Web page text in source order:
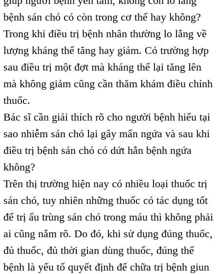
bệnh sán chó có còn trong cơ thể hay không?
Trong khi điều trị bệnh nhân thường lo lắng về
lượng kháng thể tăng hay giảm. Có trường hợp
sau điều trị một đợt mà kháng thể lại tăng lên
mà không giảm cũng cần thăm khám điều chỉnh
thuốc.
Bác sĩ cần giải thích rõ cho người bệnh hiểu tại
sao nhiễm sán chó lại gây mẩn ngứa và sau khi
điều trị bệnh sán chó có dứt hẳn bệnh ngứa
không?
Trên thị trường hiện nay có nhiều loại thuốc trị
sán chó, tuy nhiên những thuốc có tác dụng tốt
để trị ấu trùng sán chó trong máu thì không phải
ai cũng nắm rõ. Do đó, khi sử dụng đúng thuốc,
đủ thuốc, đủ thời gian dùng thuốc, đúng thể
bệnh là yếu tố quyết định để chữa trị bệnh giun